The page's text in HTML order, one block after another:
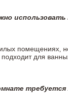
помещениях,
для